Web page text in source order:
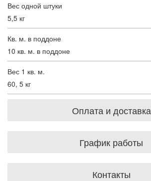
Вес одной штуки
5,5 кг
Кв. м. в поддоне
10 кв. м. в поддоне
Вес 1 кв. м.
60, 5 кг
Оплата и доставка
График работы
Контакты